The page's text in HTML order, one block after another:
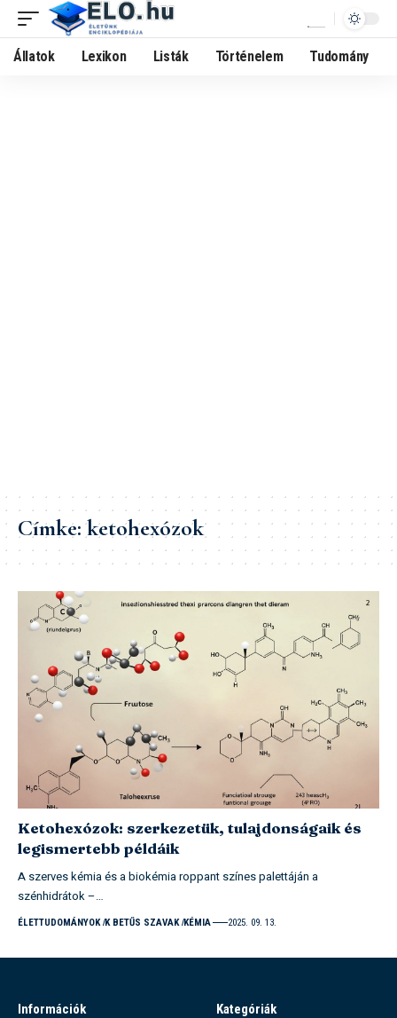
Állatok Lexikon Listák Történelem Tudomány
Címke:ketohexózok
Ketohexózok: szerkezetük, tulajdonságaik és
legismertebb példáik
A szerves kémia és a biokémia roppant színes palettáján a
szénhidrátok –…
ÉLETTUDOMÁNYOK K BETŰS SZAVAK KÉMIA 2025. 09. 13.
Információk
Kategóriák